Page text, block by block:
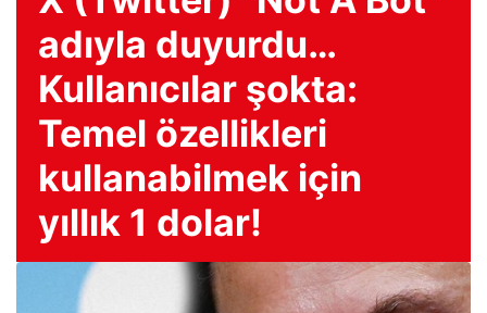
adıyla duyurdu…
Kullanıcılar şokta:
Temel özellikleri
kullanabilmek için
yıllık 1 dolar!